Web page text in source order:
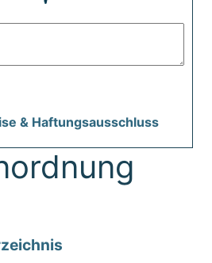
& Haftungsausschluss